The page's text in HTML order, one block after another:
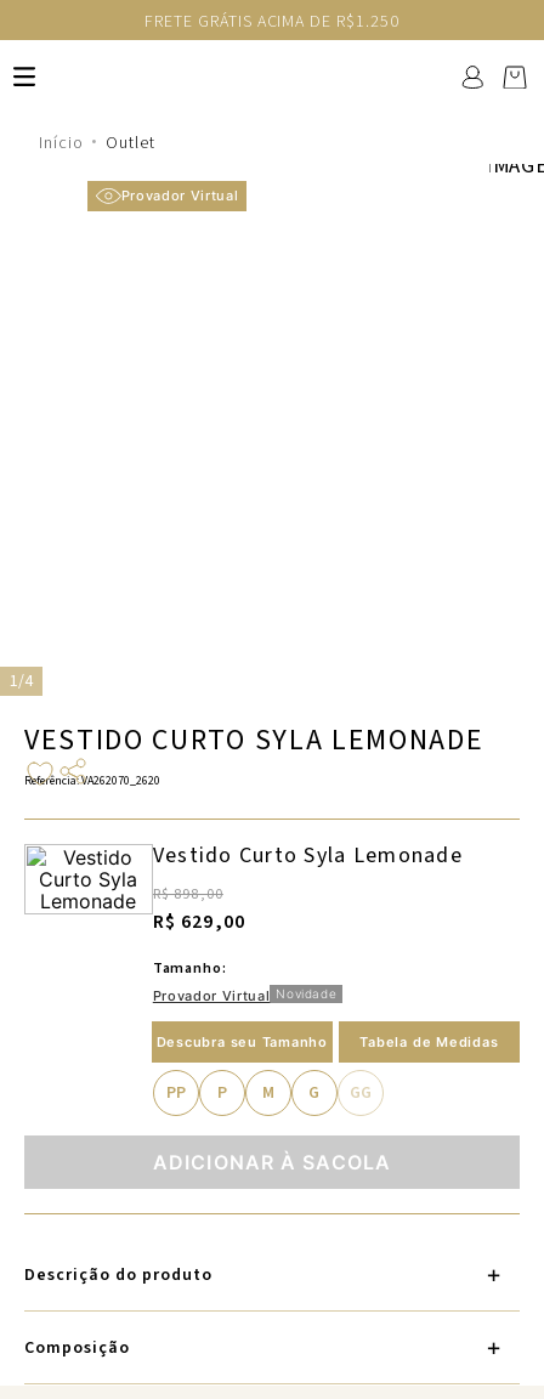
FRETE GRÁTIS ACIMA DE R$1.250
Outlet
Provador Virtual
1/4
VESTIDO CURTO SYLA LEMONADE
Referência:VA262070_2620
Vestido Curto Syla Lemonade
R$ 898,00
R$ 629,00
Tamanho:
Provador Virtual Novidade
Descubra seu Tamanho Tabela de Medidas
PP P M G GG
ADICIONAR À SACOLA
Descrição do produto
Composição